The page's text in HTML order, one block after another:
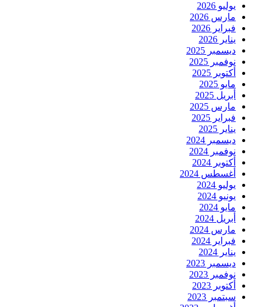
يوليو 2026
مارس 2026
فبراير 2026
يناير 2026
ديسمبر 2025
نوفمبر 2025
أكتوبر 2025
مايو 2025
أبريل 2025
مارس 2025
فبراير 2025
يناير 2025
ديسمبر 2024
نوفمبر 2024
أكتوبر 2024
أغسطس 2024
يوليو 2024
يونيو 2024
مايو 2024
أبريل 2024
مارس 2024
فبراير 2024
يناير 2024
ديسمبر 2023
نوفمبر 2023
أكتوبر 2023
سبتمبر 2023